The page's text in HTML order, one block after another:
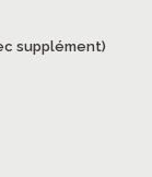
supplément)